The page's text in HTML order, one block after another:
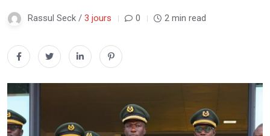
Rassul Seck / 3 jours 0 2 min read